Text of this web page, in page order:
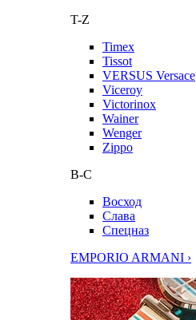
T-Z
Timex
Tissot
VERSUS Versace
Viceroy
Victorinox
Wainer
Wenger
Zippo
В-С
Восход
Слава
Спецназ
EMPORIO ARMANI ›